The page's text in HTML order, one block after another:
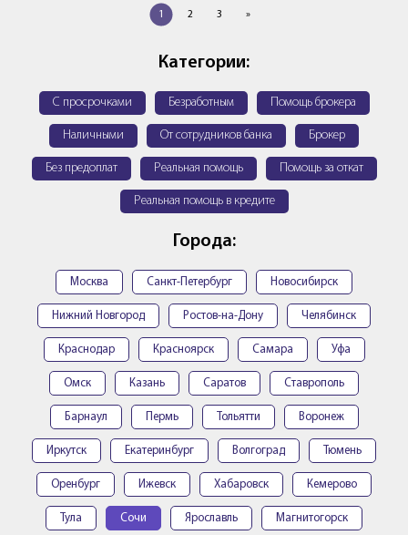
1 2 3 »
Категории:
С просрочками Безработным Помощь брокера
Наличными От сотрудников банка Брокер
Без предоплат Реальная помощь Помощь за откат
Реальная помощь в кредите
Города:
Москва Санкт-Петербург Новосибирск
Нижний Новгород Ростов-на-Дону Челябинск
Краснодар Красноярск Самара Уфа
Омск Казань Саратов Ставрополь
Барнаул Пермь Тольятти Воронеж
Иркутск Екатеринбург Волгоград Тюмень
Оренбург Ижевск Хабаровск Кемерово
Тула Сочи Ярославль Магнитогорск